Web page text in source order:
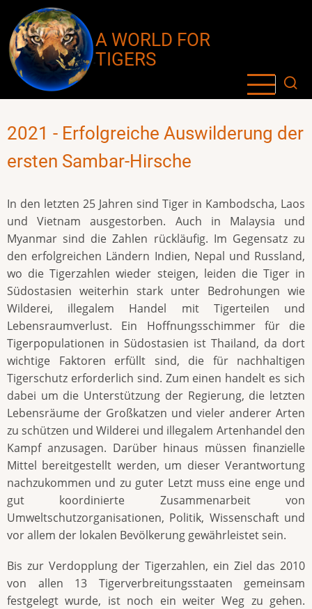
zum
Inhalt
A WORLD FOR
TIGERS
2021 - Erfolgreiche Auswilderung der
ersten Sambar-Hirsche
In den letzten 25 Jahren sind Tiger in Kambodscha, Laos
und Vietnam ausgestorben. Auch in Malaysia und
Myanmar sind die Zahlen rückläufig. Im Gegensatz zu
den erfolgreichen Ländern Indien, Nepal und Russland,
wo die Tigerzahlen wieder steigen, leiden die Tiger in
Südostasien weiterhin stark unter Bedrohungen wie
Wilderei, illegalem Handel mit Tigerteilen und
Lebensraumverlust. Ein Hoffnungsschimmer für die
Tigerpopulationen in Südostasien ist Thailand, da dort
wichtige Faktoren erfüllt sind, die für nachhaltigen
Tigerschutz erforderlich sind. Zum einen handelt es sich
dabei um die Unterstützung der Regierung, die letzten
Lebensräume der Großkatzen und vieler anderer Arten
zu schützen und Wilderei und illegalem Artenhandel den
Kampf anzusagen. Darüber hinaus müssen finanzielle
Mittel bereitgestellt werden, um dieser Verantwortung
nachzukommen und zu guter Letzt muss eine enge und
gut koordinierte Zusammenarbeit von
Umweltschutzorganisationen, Politik, Wissenschaft und
vor allem der lokalen Bevölkerung gewährleistet sein.
Bis zur Verdopplung der Tigerzahlen, ein Ziel das 2010
von allen 13 Tigerverbreitungsstaaten gemeinsam
festgelegt wurde, ist noch ein weiter Weg zu gehen.